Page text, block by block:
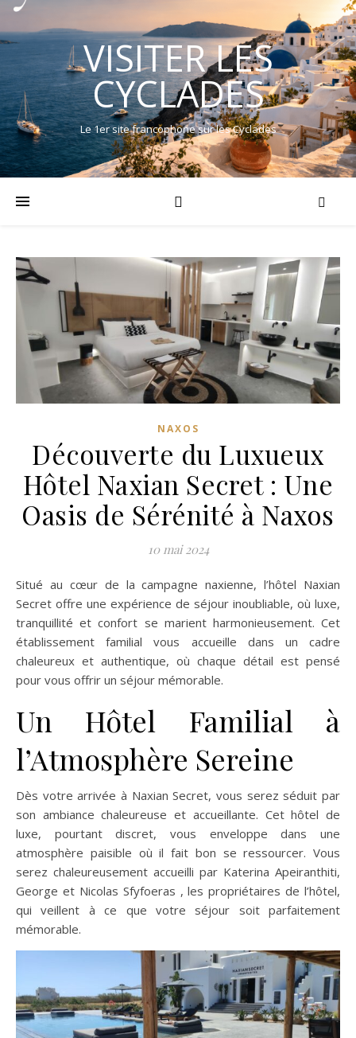
VISITER LES
CYCLADES
Le 1er site francophone sur les Cyclades
NAXOS
Découverte du Luxueux
Hôtel Naxian Secret : Une
Oasis de Sérénité à Naxos
10 mai 2024
Situé au cœur de la campagne naxienne, l’hôtel Naxian
Secret offre une expérience de séjour inoubliable, où luxe,
tranquillité et confort se marient harmonieusement. Cet
établissement familial vous accueille dans un cadre
chaleureux et authentique, où chaque détail est pensé
pour vous offrir un séjour mémorable.
Un Hôtel Familial à
l’Atmosphère Sereine
Dès votre arrivée à Naxian Secret, vous serez séduit par
son ambiance chaleureuse et accueillante. Cet hôtel de
luxe, pourtant discret, vous enveloppe dans une
atmosphère paisible où il fait bon se ressourcer. Vous
serez chaleureusement accueilli par Katerina Apeiranthiti,
George et Nicolas Sfyfoeras , les propriétaires de l’hôtel,
qui veillent à ce que votre séjour soit parfaitement
mémorable.